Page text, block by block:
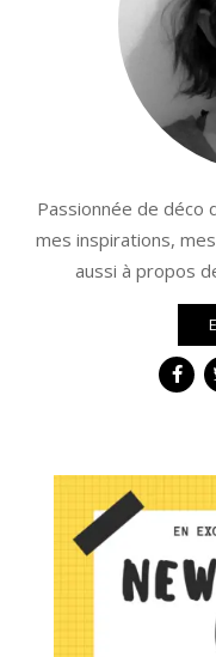
Passionnée de déco
mes inspirations,
aussi à propos